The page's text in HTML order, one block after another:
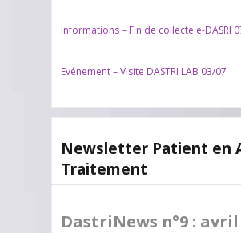
Informations – Fin de collecte e-DASRI
Evénement – Visite DASTRI LAB 03/07
Newsletter Patient en
Traitement
DastriNews n°9 : avril